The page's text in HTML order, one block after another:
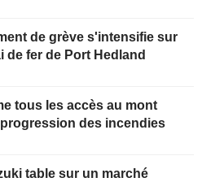
de grève s'intensifie sur
de fer de Port Hedland
tous les accès au mont
des incendies
table sur un marché